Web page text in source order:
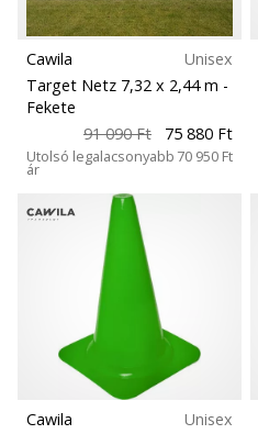
Cawila
Unisex
Target Netz 7,32 x 2,44 m -
Fekete
91 090 Ft
75 880 Ft
Utolsó legalacsonyabb
ár
70 950 Ft
Cawila
Unisex